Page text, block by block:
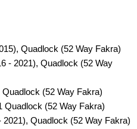
Quadlock (52 Way Fakra)
- 2021), Quadlock (52 Way
(52 Way Fakra)
Quadlock (52 Way Fakra)
Quadlock (52 Way Fakra)